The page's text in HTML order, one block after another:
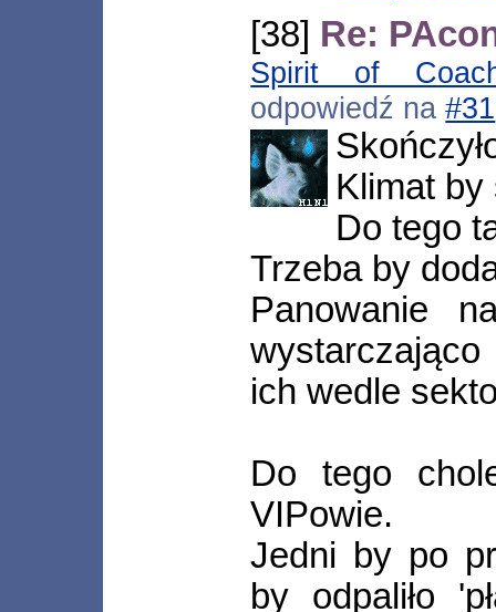
[38] Re:
Spirit of
odpowiedź na#31
Klimat by
Do tego
Trzeba by
Panowanie
ich wedle
Do tego
VIPowie.
Jedni by po
by odpaliło